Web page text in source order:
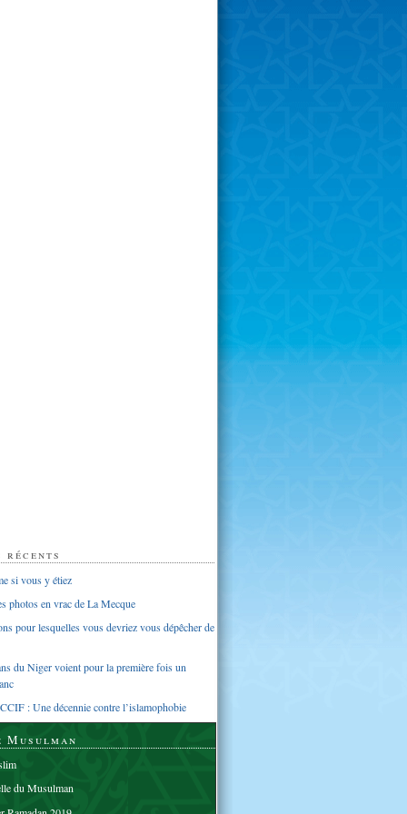
si vous y étiez
photos en vrac de La Mecque
pour lesquelles vous devriez vous dépêcher de
du Niger voient pour la première fois un
: Une décennie contre l’islamophobie
Musulman
du Musulman